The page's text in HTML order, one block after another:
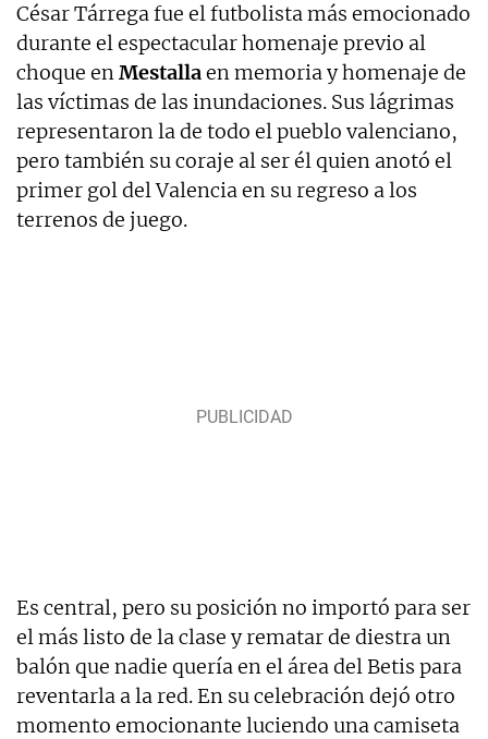
César Tárrega fue el futbolista más emocionado
durante el espectacular homenaje previo al
choque enMestallaen memoria y homenaje de
las víctimas de las inundaciones. Sus lágrimas
representaron la de todo el pueblo valenciano,
pero también su coraje al ser él quien anotó el
primer gol del Valencia en su regreso a los
terrenos de juego.
Es central, pero su posición no importó para ser
el más listo de la clase y rematar de diestra un
balón que nadie quería en el área del Betis para
reventarla a la red. En su celebración dejó otro
momento emocionante luciendo una camiseta